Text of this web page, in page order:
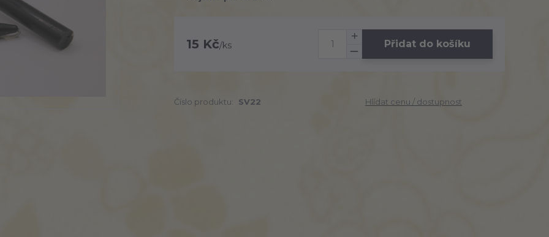
15 Kč/ks Přidat do košíku
Číslo produktu: SV22 Hlídat cenu / dostupnost